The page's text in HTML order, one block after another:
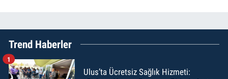
Trend Haberler
Ulus’ta Ücretsiz Sağlık Hizmeti:
1